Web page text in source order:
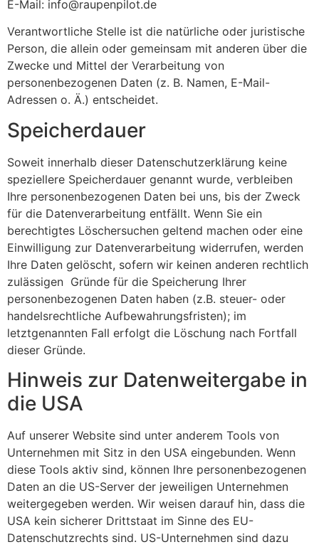
E-Mail: info@raupenpilot.de
Verantwortliche Stelle ist die natürliche oder juristische
Person, die allein oder gemeinsam mit anderen über die
Zwecke und Mittel der Verarbeitung von
personenbezogenen Daten (z. B. Namen, E-Mail-
Adressen o. Ä.) entscheidet.
Speicherdauer
Soweit innerhalb dieser Datenschutzerklärung keine
speziellere Speicherdauer genannt wurde, verbleiben
Ihre personenbezogenen Daten bei uns, bis der Zweck
für die Datenverarbeitung entfällt. Wenn Sie ein
berechtigtes Löschersuchen geltend machen oder eine
Einwilligung zur Datenverarbeitung widerrufen, werden
Ihre Daten gelöscht, sofern wir keinen anderen rechtlich
zulässigen Gründe für die Speicherung Ihrer
personenbezogenen Daten haben (z.B. steuer- oder
handelsrechtliche Aufbewahrungsfristen); im
letztgenannten Fall erfolgt die Löschung nach Fortfall
dieser Gründe.
Hinweis zur Datenweitergabe in
die USA
Auf unserer Website sind unter anderem Tools von
Unternehmen mit Sitz in den USA eingebunden. Wenn
diese Tools aktiv sind, können Ihre personenbezogenen
Daten an die US-Server der jeweiligen Unternehmen
weitergegeben werden. Wir weisen darauf hin, dass die
USA kein sicherer Drittstaat im Sinne des EU-
Datenschutzrechts sind. US-Unternehmen sind dazu